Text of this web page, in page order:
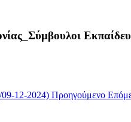
09-12-2024) Προηγούμενο